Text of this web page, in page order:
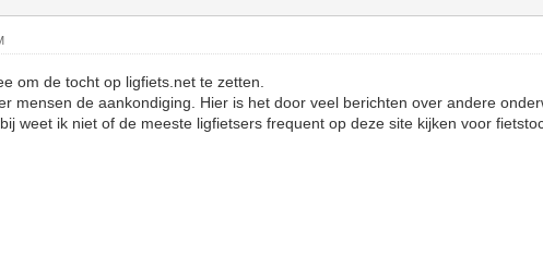
om de tocht op ligfiets.net te zetten.
mensen de aankondiging. Hier is het door veel berichten over andere
weet ik niet of de meeste ligfietsers frequent op deze site kijken voor